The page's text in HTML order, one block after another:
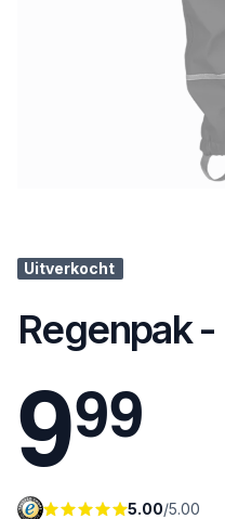
Uitverkocht
Regenpak
999
5.00/5.00